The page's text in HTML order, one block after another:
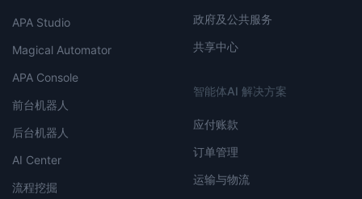
APA Studio
Magical Automator
APA Console
前台机器人
后台机器人
AI Center
流程挖掘
政府及公共服务
共享中心
智能体AI 解决方案
应付账款
订单管理
运输与物流